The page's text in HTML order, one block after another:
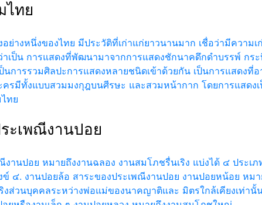
ไทย
ย่างหนึ่งของไทย มีประวัติที่เก่าแก่ยาวนานมาก เชื่อว่ามีความ
เป็น การแสดงที่พัฒนามาจากการแสดงชักนาคดึกดำบรรพ์ กร
นการรวมศิลปะการแสดงหลายชนิดเข้าด้วยกัน เป็นการแสดงที่
รมีทั้งแบบสวมมงกุฎบนศีรษะ และสวมหน้ากาก โดยการแสดงเ
ทย
ะเพณีงานปอย
านปอย หมายถึงงานฉลอง งานสมโภชรื่นเริง แบ่งได้ ๔ ประเ
๔. งานปอยล้อ สาระของประเพณีงานปอย งานปอยหน้อย หม
ริงส่วนบุคคลระหว่างพ่อแม่ของนาคญาติและ มิตรใกล้เคียงเท่านั้